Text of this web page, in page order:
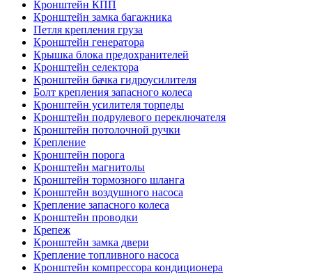
Кронштейн КПП
Кронштейн замка багажника
Петля крепления груза
Кронштейн генератора
Крышка блока предохранителей
Кронштейн селектора
Кронштейн бачка гидроусилителя
Болт крепления запасного колеса
Кронштейн усилителя торпеды
Кронштейн подрулевого переключателя
Кронштейн потолочной ручки
Крепление
Кронштейн порога
Кронштейн магнитолы
Кронштейн тормозного шланга
Кронштейн воздушного насоса
Крепление запасного колеса
Кронштейн проводки
Крепеж
Кронштейн замка двери
Крепление топливного насоса
Кронштейн компрессора кондиционера